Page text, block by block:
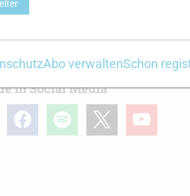
in Social Media
facebookspotify youtube
Abo verwaltenSchon